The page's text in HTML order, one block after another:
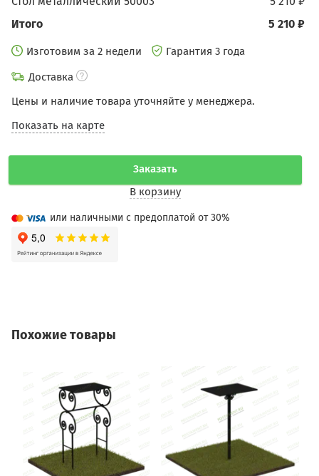
5 210 ₽
Итого
Изготовим за 2 недели
Гарантия 3 года
Доставка
Цены и наличие товара уточняйте у менеджера.
Показать на карте
Заказать
В корзину
или наличными с предоплатой от 30%
Похожие товары